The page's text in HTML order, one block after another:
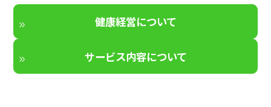
健康経営について
サービス内容について